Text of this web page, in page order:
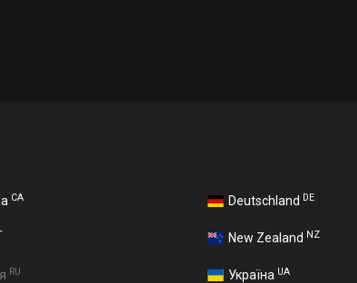
CA Deutschland DE
New Zealand NZ
RU Україна UA